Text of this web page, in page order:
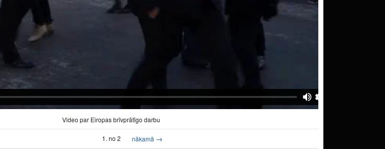
Video par Eiropas brīvprātīgo darbu
1. no 2 nākamā →